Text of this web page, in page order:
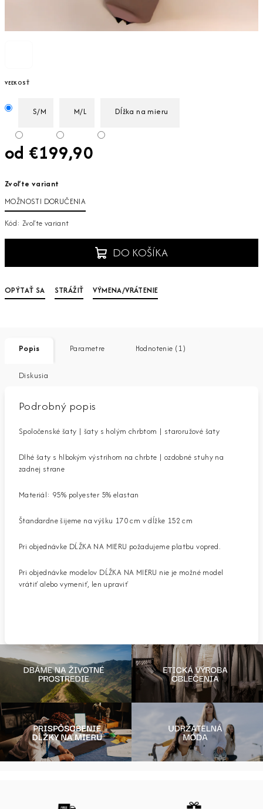
VEĽKOSŤ
S/M M/L Dĺžka na mieru
od €199,90
cena:
Zvoľte variant
MOŽNOSTI DORUČENIA
Kód: Zvoľte variant
DO KOŠÍKA
OPÝTAŤ SA STRÁŽIŤ VÝMENA/VRÁTENIE
Popis Parametre Hodnotenie (1)
Diskusia
Podrobný popis
Spoločenské šaty | šaty s holým chrbtom | staroružové šaty
Dlhé šaty s hlbokým výstrihom na chrbte | ozdobné stuhy na
zadnej strane
Materiál: 95% polyester 5% elastan
Štandardne šijeme na výšku 170 cm v dĺžke 152 cm
Pri objednávke DĹŽKA NA MIERU požadujeme platbu vopred.
Pri objednávke modelov DĹŽKA NA MIERU nie je možné model
vrátiť alebo vymeniť, len upraviť